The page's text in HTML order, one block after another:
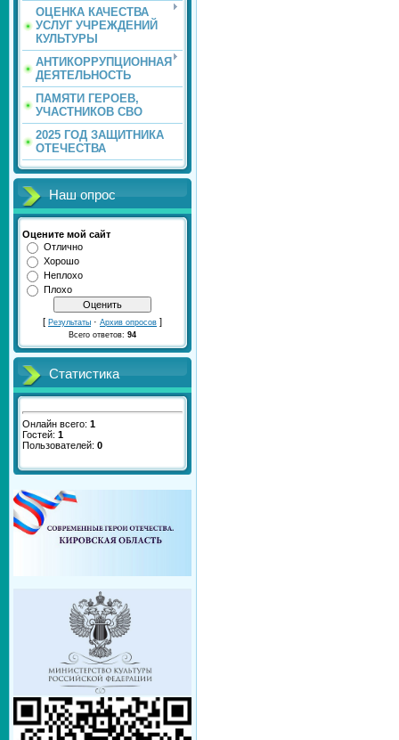
ОЦЕНКА КАЧЕСТВА
УСЛУГ УЧРЕЖДЕНИЙ
КУЛЬТУРЫ
АНТИКОРРУПЦИОННАЯ
ДЕЯТЕЛЬНОСТЬ
ПАМЯТИ ГЕРОЕВ,
УЧАСТНИКОВ СВО
2025 ГОД ЗАЩИТНИКА
ОТЕЧЕСТВА
Наш опрос
Оцените мой сайт
Отлично
Хорошо
Неплохо
Плохо
[ Результаты · Архив опросов ]
Всего ответов: 94
Статистика
Онлайн всего: 1
Гостей: 1
Пользователей: 0